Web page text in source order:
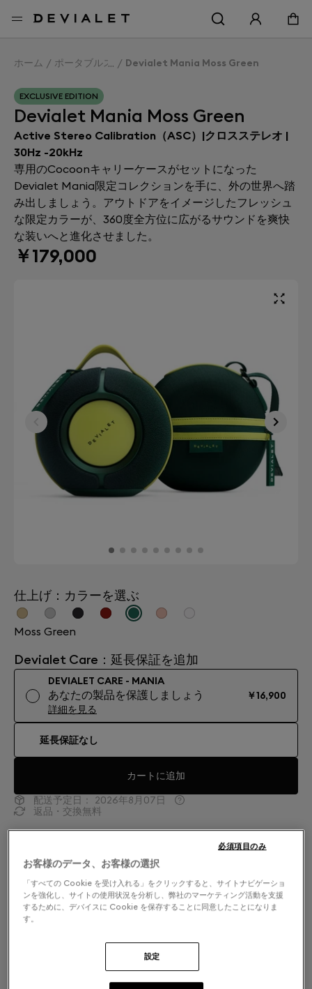
ホーム ポータブルスピーカーDevialet Mania Moss Green
EXCLUSIVE EDITION
Devialet Mania Moss Green
Active Stereo Calibration（ASC）|クロスステレオ |
30Hz -20kHz
専用のCocoonキャリーケースがセットになった
Devialet Mania限定コレクションを手に、外の世界へ踏
み出しましょう。アウトドアをイメージしたフレッシュ
な限定カラーが、360度全方位に広がるサウンドを爽快
な装いへと進化させました。
￥179,000
仕上げ：カラーを選ぶ
Moss Green
Devialet Care：延長保証を追加
DEVIALET CARE - MANIA
あなたの製品を保護しましょう
詳細を見る
￥16,900
延長保証なし
カートに追加
配送予定日：
2026年8月07日
返品・交換無料
Moss Green 深い森の奥へ。
モスグリーンのDevialet Maniaが、国立公園の奥深くへ
とあなたを誘います。ダークなモスグリーンのメッシュ
に、鮮やかなアシッドグリーンのアクセントが加わり、
活気を添えています。クロスステレオアーキテクチャに
より、環境に合わせてリアルタイムで変化する360°サウ
ンドを体験してください。Cocoonキャリーケースと、
屋外用モジュール式アタッチメントが付属しています。
お客様のデータ、お客様の選択
「すべての Cookie を受け入れる」をクリックすると、サイトナビゲーショ
ンを強化し、サイトの使用状況を分析し、弊社のマーケティング活動を支援
するために、デバイスに Cookie を保存することに同意したことになりま
す。
設定
必須項目のみ